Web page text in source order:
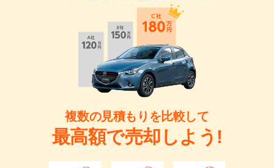
複数の見積もりを比較して
最高額で売却しよう!